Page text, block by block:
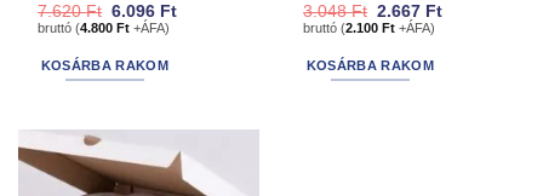
7.620Ft Original
price
7.620 Ft.
6.096 FtCurrent
bruttó (4.800Ft +ÁFA)
KOSÁRBA RAKOM
3.048Ft Original
price
3.048 Ft.
2.667 FtCurrent
bruttó (2.100Ft +ÁFA)
KOSÁRBA RAKOM